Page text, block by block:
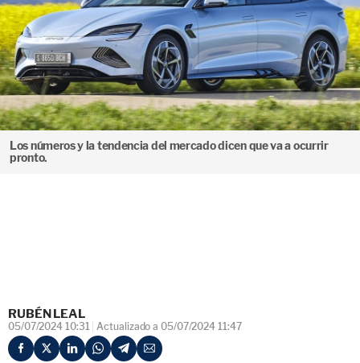
Los números y la tendencia del mercado dicen que va a ocurrir
pronto.
RUBÉN LEAL
05/07/2024 10:31 Actualizado a 05/07/2024 11:47